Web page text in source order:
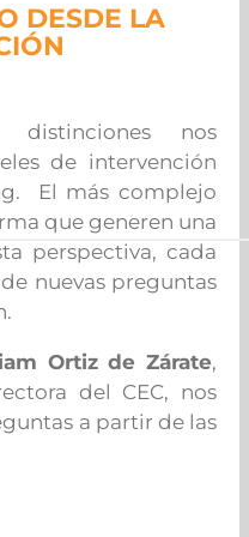
DESDE LA
nos
de intervención
El más complejo
que generen una
perspectiva, cada
nuevas preguntas
Ortiz de Zárate,
del CEC, nos
a partir de las